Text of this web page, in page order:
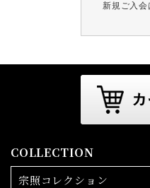
新規ご入会
COLLECTION
宗照コレクション